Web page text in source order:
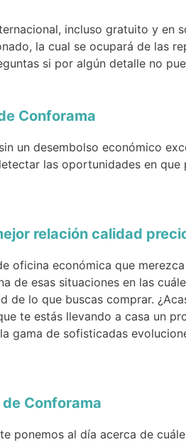
incluso gratuito y en
la cual se ocupará de las
si por algún detalle no
Conforama
un desembolso económico
las oportunidades en
relación calidad
oficina económica que
de esas situaciones en las
de lo que buscas comprar.
te estás llevando a casa un
gama de sofisticadas
Conforama
ponemos al día acerca de